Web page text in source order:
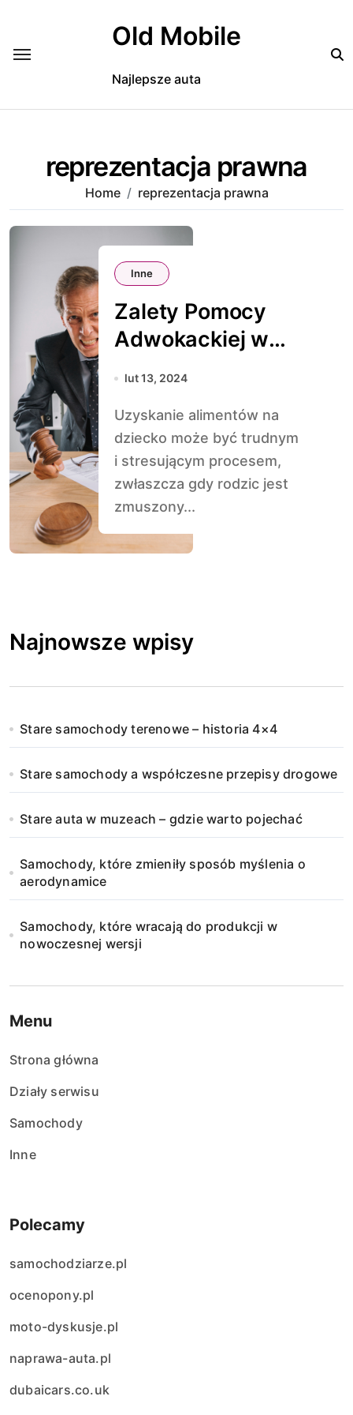
Old Mobile
Najlepsze auta
reprezentacja prawna
Home reprezentacja prawna
Inne
Zalety Pomocy
Adwokackiej w
Uzyskaniu
Dziecko
lut 13, 2024
Uzyskanie alimentów na
dziecko może być trudnym
i stresującym procesem,
zwłaszcza gdy rodzic jest
zmuszony...
Najnowsze wpisy
Stare samochody terenowe – historia 4×4
Stare samochody a współczesne przepisy drogowe
Stare auta w muzeach – gdzie warto pojechać
Samochody, które zmieniły sposób myślenia o
aerodynamice
Samochody, które wracają do produkcji w
nowoczesnej wersji
Menu
Strona główna
Działy serwisu
Samochody
Inne
Polecamy
samochodziarze.pl
ocenopony.pl
moto-dyskusje.pl
naprawa-auta.pl
dubaicars.co.uk